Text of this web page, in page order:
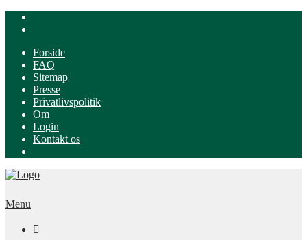
Forside
FAQ
Sitemap
Presse
Privatlivspolitik
Om
Login
Kontakt os
Menu
